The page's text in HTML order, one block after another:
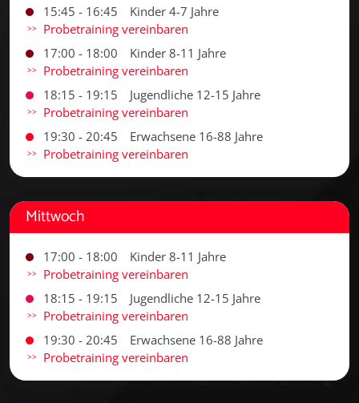
15:45 - 16:45
Kinder 4-7 Jahre
Probetraining vereinbaren
17:00 - 18:00
Kinder 8-11 Jahre
Probetraining vereinbaren
18:15 - 19:15
Jugendliche 12-15 Jahre
Probetraining vereinbaren
19:30 - 20:45
Erwachsene 16-88 Jahre
Probetraining vereinbaren
Mittwoch
17:00 - 18:00
Kinder 8-11 Jahre
Probetraining vereinbaren
18:15 - 19:15
Jugendliche 12-15 Jahre
Probetraining vereinbaren
19:30 - 20:45
Erwachsene 16-88 Jahre
Probetraining vereinbaren